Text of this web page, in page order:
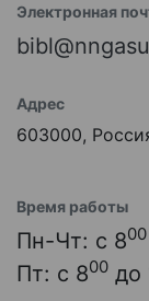
Электронная
Адрес
603000,
Время работы
Пн-Чт: с 800
Пт: с 800 до